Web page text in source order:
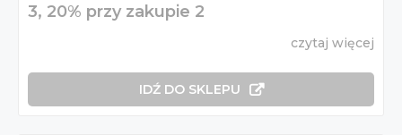
3, 20% przy zakupie 2
czytaj więcej
IDŹ DO SKLEPU